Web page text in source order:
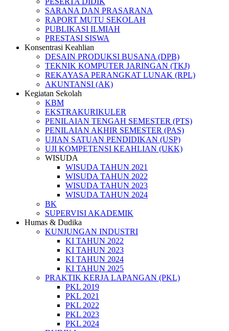
SARANA DAN PRASARANA
RAPORT MUTU SEKOLAH
PUBLIKASI ILMIAH
PRESTASI SISWA
Konsentrasi Keahlian
DESAIN PRODUKSI BUSANA (DPB)
TEKNIK KOMPUTER JARINGAN (TKJ)
REKAYASA PERANGKAT LUNAK (RPL)
AKUNTANSI (AK)
Kegiatan Sekolah
KBM
EKSTRAKURIKULER
PENILAIAN TENGAH SEMESTER (PTS)
PENILAIAN AKHIR SEMESTER (PAS)
UJIAN SATUAN PENDIDIKAN (USP)
UJI KOMPETENSI KEAHLIAN (UKK)
WISUDA
WISUDA TAHUN 2021
WISUDA TAHUN 2022
WISUDA TAHUN 2023
WISUDA TAHUN 2024
BK
SUPERVISI AKADEMIK
Humas & Dudika
KUNJUNGAN INDUSTRI
KI TAHUN 2022
KI TAHUN 2023
KI TAHUN 2024
KI TAHUN 2025
PRAKTIK KERJA LAPANGAN (PKL)
PKL 2019
PKL 2021
PKL 2022
PKL 2023
PKL 2024